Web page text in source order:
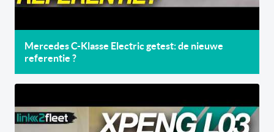
Mercedes C-Klasse Electric getest: de nieuwe
referentie ?